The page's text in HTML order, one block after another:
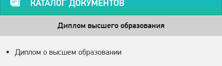
КАТАЛОГ ДОКУМЕНТОВ
Диплом высшего образования
Диплом о высшем образовании